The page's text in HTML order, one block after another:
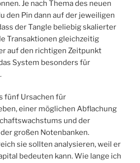
Je nach Thema des neuen
den Pin dann auf der jeweiligen
der Tangle beliebig skalierter
Transaktionen gleichzeitig
auf den richtigen Zeitpunkt
System besonders für
fünf Ursachen für
einer möglichen Abflachung
und der
großen Notenbanken.
sie sollten analysieren, weil er
bedeuten kann. Wie lange ich